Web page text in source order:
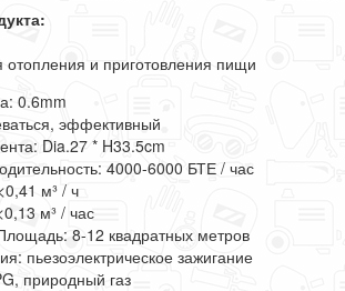
отопления и приготовления пищи
0.6mm
эффективный
Dia.27 * H33.5cm
4000-6000 БТЕ / час
м³ / ч
м³ / час
8-12 квадратных метров
пьезоэлектрическое зажигание
природный газ